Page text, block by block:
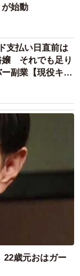
始動
支払い日直前は
それでも足り
副業【現役キャ
22歳元おはガー